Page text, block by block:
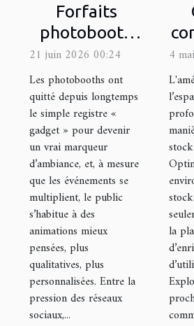
Forfaits
photobooth
sur-mesure : la
clé d’une
animation
réussie à
chaque
occasion
21 juin 2026 00:24
Les photobooths ont
quitté depuis longtemps
le simple registre «
gadget » pour devenir
un vrai marqueur
d’ambiance, et, à mesure
que les événements se
multiplient, le public
s’habitue à des
animations mieux
pensées, plus
qualitatives, plus
personnalisées. Entre la
pression des réseaux
sociaux,...
4
la